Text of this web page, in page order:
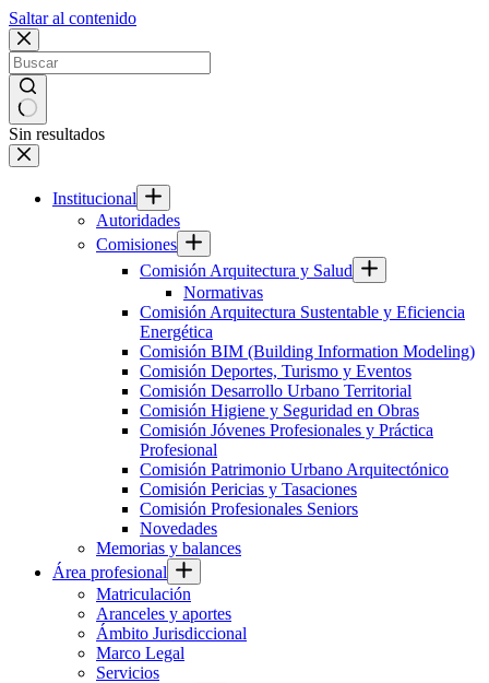
Saltar al contenido
Sin resultados
Institucional
Autoridades
Comisiones
Comisión Arquitectura y Salud
Normativas
Comisión Arquitectura Sustentable y Eficiencia
Energética
Comisión BIM (Building Information Modeling)
Comisión Deportes, Turismo y Eventos
Comisión Desarrollo Urbano Territorial
Comisión Higiene y Seguridad en Obras
Comisión Jóvenes Profesionales y Práctica
Profesional
Comisión Patrimonio Urbano Arquitectónico
Comisión Pericias y Tasaciones
Comisión Profesionales Seniors
Novedades
Memorias y balances
Área profesional
Matriculación
Aranceles y aportes
Ámbito Jurisdiccional
Marco Legal
Servicios